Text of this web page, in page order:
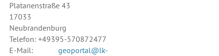
Platanenstraße 43
17033
Neubrandenburg
Telefon: +49395-570872477
E-Mail: geoportal@lk-